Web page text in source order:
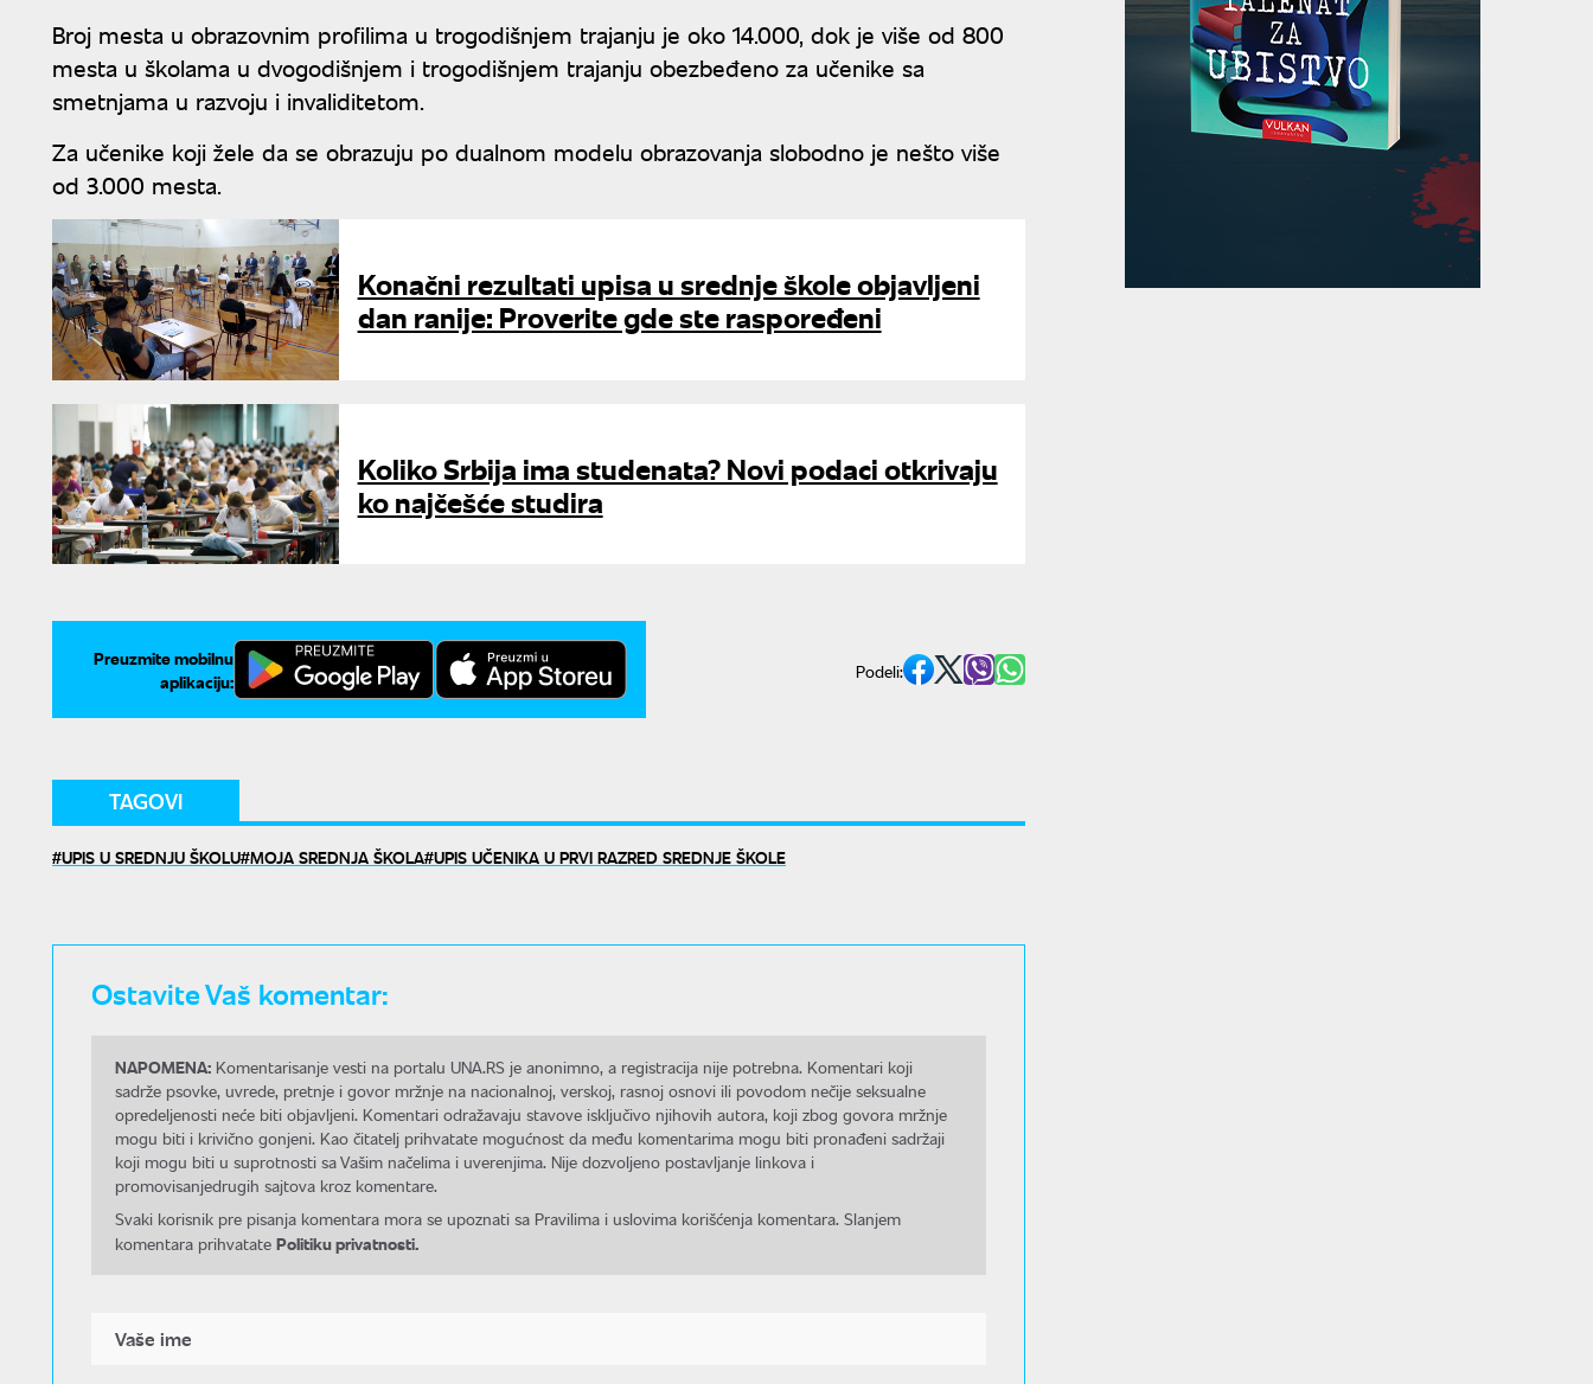
Broj mesta u obrazovnim profilima u trogodišnjem trajanju je oko 14.000, dok je više od 800
mesta u školama u dvogodišnjem i trogodišnjem trajanju obezbeđeno za učenike sa
smetnjama u razvoju i invaliditetom.
Za učenike koji žele da se obrazuju po dualnom modelu obrazovanja slobodno je nešto više
od 3.000 mesta.
Konačni rezultati upisa u srednje škole objavljeni
dan ranije: Proverite gde ste raspoređeni
Koliko Srbija ima studenata? Novi podaci otkrivaju
ko najčešće studira
Preuzmite mobilnu
aplikaciju:
Podeli:
TAGOVI
UPIS U SREDNJU ŠKOLU MOJA SREDNJA ŠKOLA UPIS UČENIKA U PRVI RAZRED SREDNJE ŠKOLE
Ostavite Vaš komentar:
NAPOMENA: Komentarisanje vesti na portalu UNA.RS je anonimno, a registracija nije potrebna. Komentari koji
sadrže psovke, uvrede, pretnje i govor mržnje na nacionalnoj, verskoj, rasnoj osnovi ili povodom nečije seksualne
opredeljenosti neće biti objavljeni. Komentari odražavaju stavove isključivo njihovih autora, koji zbog govora mržnje
mogu biti i krivično gonjeni. Kao čitatelj prihvatate mogućnost da među komentarima mogu biti pronađeni sadržaji
koji mogu biti u suprotnosti sa Vašim načelima i uverenjima. Nije dozvoljeno postavljanje linkova i
promovisanjedrugih sajtova kroz komentare.
Svaki korisnik pre pisanja komentara mora se upoznati sa Pravilima i uslovima korišćenja komentara. Slanjem
komentara prihvatate Politiku privatnosti.